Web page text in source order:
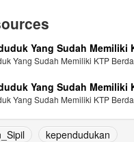
Yang Sudah Memiliki
Yang Sudah Memiliki KTP
Yang Sudah Memiliki
Yang Sudah Memiliki KTP
kependudukan